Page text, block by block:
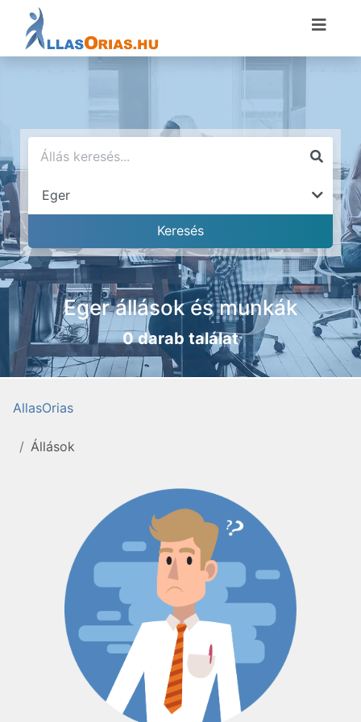
Eger állások és munkák
0 darab találat
AllasOrias
Állások